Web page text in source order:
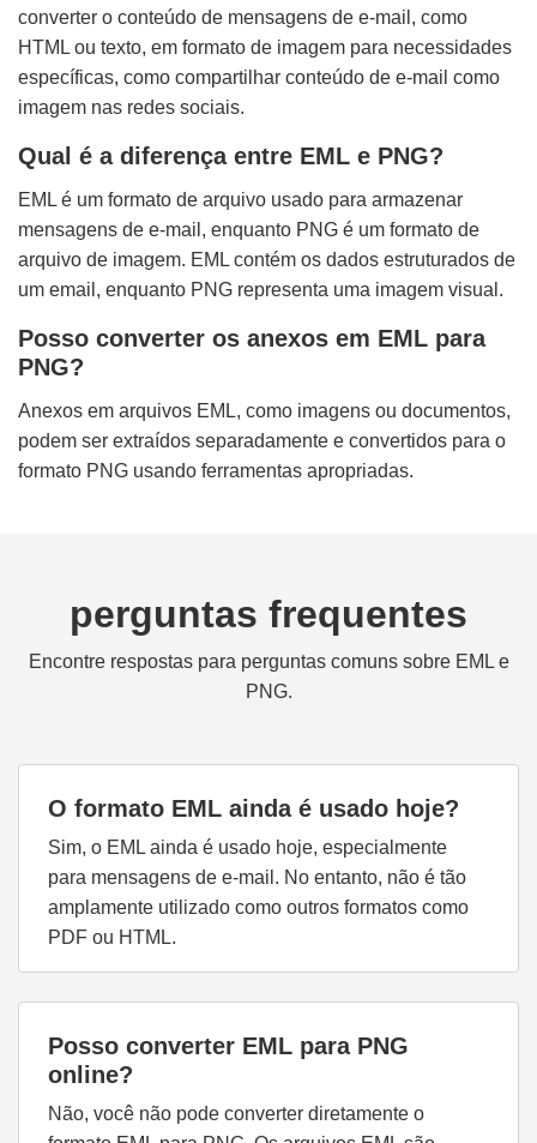
converter o conteúdo de mensagens de e-mail, como
HTML ou texto, em formato de imagem para necessidades
específicas, como compartilhar conteúdo de e-mail como
imagem nas redes sociais.
Qual é a diferença entre EML e PNG?
EML é um formato de arquivo usado para armazenar
mensagens de e-mail, enquanto PNG é um formato de
arquivo de imagem. EML contém os dados estruturados de
um email, enquanto PNG representa uma imagem visual.
Posso converter os anexos em EML para
PNG?
Anexos em arquivos EML, como imagens ou documentos,
podem ser extraídos separadamente e convertidos para o
formato PNG usando ferramentas apropriadas.
perguntas frequentes
Encontre respostas para perguntas comuns sobre EML e
PNG.
O formato EML ainda é usado hoje?
Sim, o EML ainda é usado hoje, especialmente
para mensagens de e-mail. No entanto, não é tão
amplamente utilizado como outros formatos como
PDF ou HTML.
Posso converter EML para PNG
online?
Não, você não pode converter diretamente o